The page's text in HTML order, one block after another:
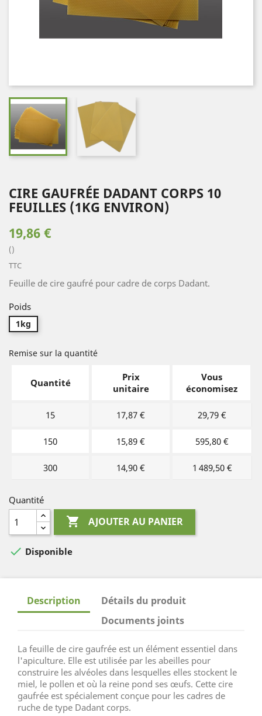
CIRE GAUFRÉE DADANT CORPS 10
FEUILLES (1KG ENVIRON)
19,86 €
()
TTC
Feuille de cire gaufré pour cadre de corps Dadant.
Poids
1kg
Remise sur la quantité
Quantité
Prix
unitaire
Vous
économisez
15 17,87 € 29,79 €
150 15,89 € 595,80 €
300 14,90 € 1 489,50 €
Quantité
 AJOUTER AU PANIER
 Disponible
Description
Détails du produit
Documents joints
La feuille de cire gaufrée est un élément essentiel dans
l'apiculture. Elle est utilisée par les abeilles pour
construire les alvéoles dans lesquelles elles stockent le
miel, le pollen et où la reine pond ses œufs. Cette cire
gaufrée est spécialement conçue pour les cadres de
ruche de type Dadant corps.